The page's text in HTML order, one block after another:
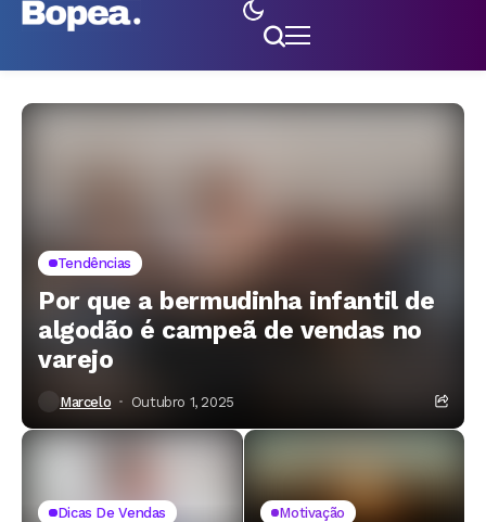
Tendências
Por que a bermudinha infantil de
algodão é campeã de vendas no
varejo
Marcelo Outubro 1, 2025
Dicas De Vendas Motivação